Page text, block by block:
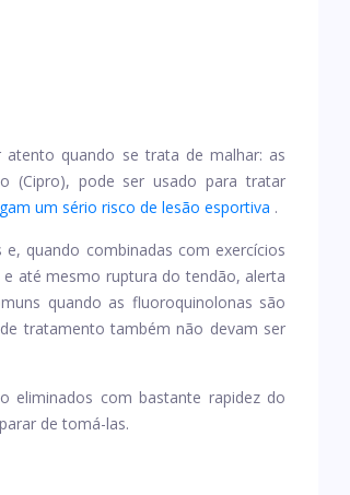
quando se trata de malhar: as
(Cipro), pode ser usado para tratar
um sério risco de lesão esportiva .
quando combinadas com exercícios
até mesmo ruptura do tendão, alerta
quando as fluoroquinolonas são
tratamento também não devam ser
eliminados com bastante rapidez do
de tomá-las.